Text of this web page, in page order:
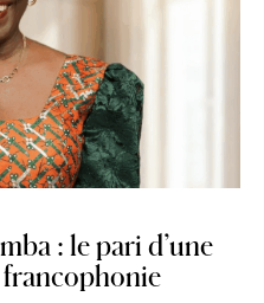
: le pari d’une
francophonie